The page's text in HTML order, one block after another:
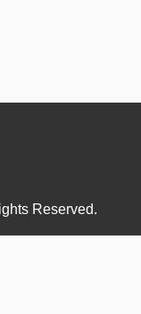
Reserved.